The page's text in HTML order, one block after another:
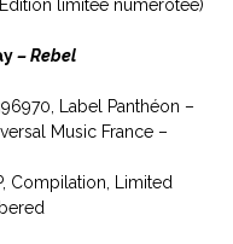
limitée numérotée)
– Rebel
Label Panthéon –
Music France –
Compilation, Limited